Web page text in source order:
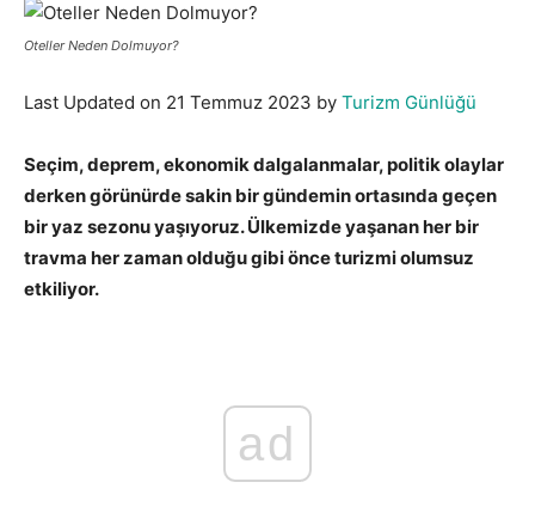
Oteller Neden Dolmuyor?
Last Updated on 21 Temmuz 2023 by Turizm Günlüğü
Seçim, deprem, ekonomik dalgalanmalar, politik olaylar
derken görünürde sakin bir gündemin ortasında geçen
bir yaz sezonu yaşıyoruz. Ülkemizde yaşanan her bir
travma her zaman olduğu gibi önce turizmi olumsuz
etkiliyor.
ad